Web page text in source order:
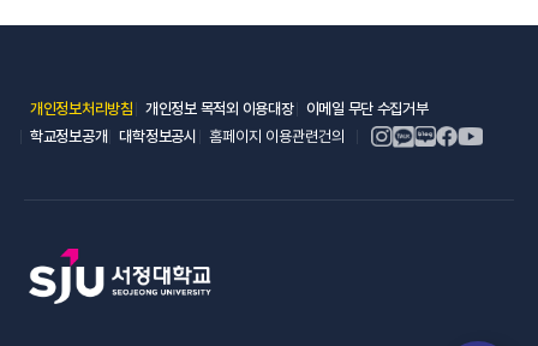
개인정보처리방침(새 창 열림)
개인정보 목적외 이용대장(새 창 열림)
이메일 무단 수집거부(새 창 열림)
학교정보공개(새 창 열림)
대학정보공시(새 창 열림)
홈페이지 이용관련건의